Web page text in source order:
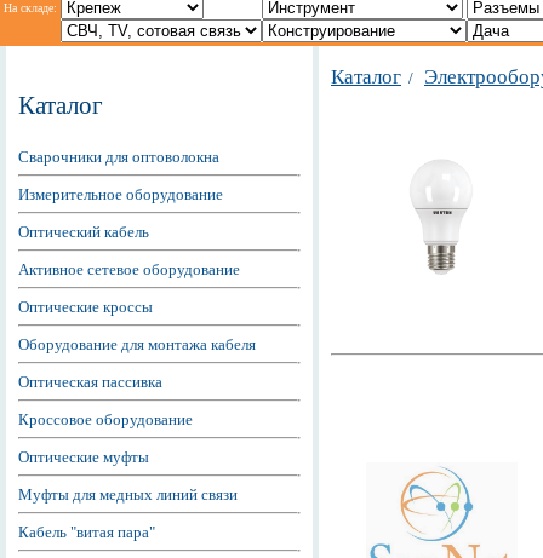
На складе:
Каталог
Сварочники для оптоволокна
Измерительное оборудование
Оптический кабель
Активное сетевое оборудование
Оптические кроссы
Оборудование для монтажа кабеля
Оптическая пассивка
Кроссовое оборудование
Оптические муфты
Муфты для медных линий связи
Кабель "витая пара"
Каталог /